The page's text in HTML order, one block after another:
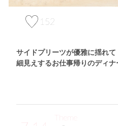
152
サイドプリーツが優雅に揺れて
細見えするお仕事帰りのディ
Theme